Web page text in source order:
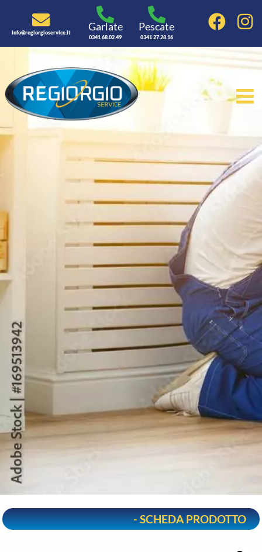
info@regiorgioservice.it Garlate
0341 68.02.49
Pescate
0341 27.28.16
- SCHEDA PRODOTTO